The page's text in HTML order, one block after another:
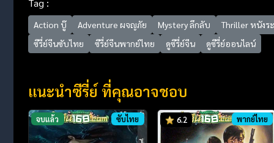
Tag :
Action บู๊ Adventure ผจญภัย Mystery ลึกลับ
Thriller หนังร
ซีรี่ย์จีนซับไทย
ซีรี่ย์จีนพากย์ไทย ดูซีรี่ย์จีน ดูซีรี่ย์ออนไลน์
แนะนำซีรี่ย์ ที่คุณอาจชอบ
จบแล้ว ซับไทย 6.2 พากย์ไทย